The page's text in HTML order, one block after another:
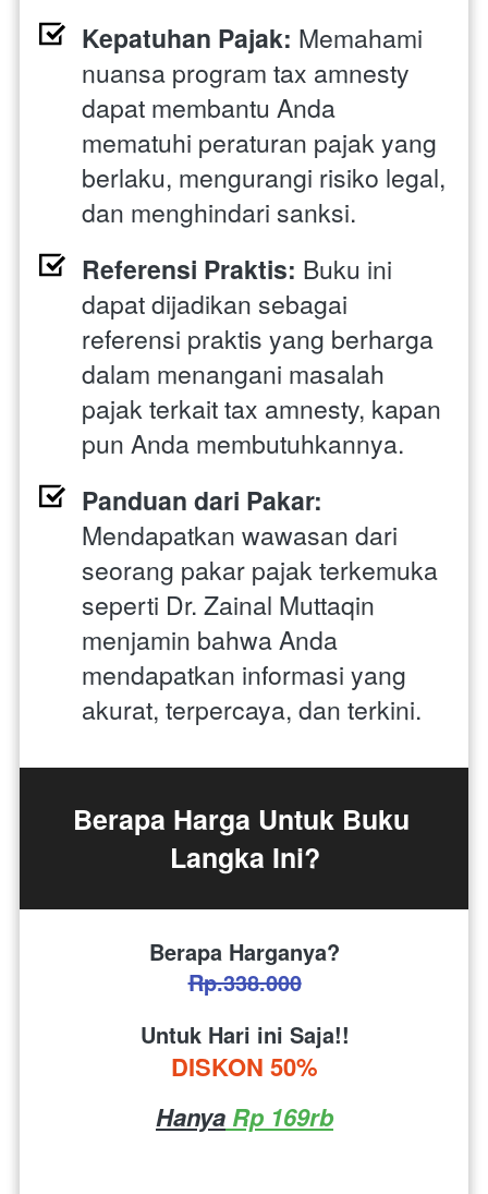
Kepatuhan Pajak: Memahami
nuansa program tax amnesty
dapat membantu Anda
mematuhi peraturan pajak yang
berlaku, mengurangi risiko legal,
dan menghindari sanksi.
Referensi Praktis: Buku ini
dapat dijadikan sebagai
referensi praktis yang berharga
dalam menangani masalah
pajak terkait tax amnesty, kapan
pun Anda membutuhkannya.
Panduan dari Pakar:
Mendapatkan wawasan dari
seorang pakar pajak terkemuka
seperti Dr. Zainal Muttaqin
menjamin bahwa Anda
mendapatkan informasi yang
akurat, terpercaya, dan terkini.
Berapa Harga Untuk Buku
Langka Ini?
Berapa Harganya?
Rp.338.000
Untuk Hari ini Saja!!
DISKON 50%
Hanya Rp 169rb